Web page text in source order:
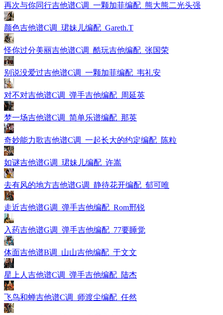
再次与你同行吉他谱C调_一颗加菲编配_熊大熊二光头强
颜色吉他谱C调_珺妹儿编配_Gareth.T
怪你过分美丽吉他谱C调_酷玩吉他编配_张国荣
别说没爱过吉他谱C调_一颗加菲编配_韦礼安
对不对吉他谱C调_弹手吉他编配_周延英
梦一场吉他谱C调_简单乐谱编配_那英
奇妙能力歌吉他谱C调_一起长大的约定编配_陈粒
如谜吉他谱G调_珺妹儿编配_许嵩
去有风的地方吉他谱G调_静待花开编配_郁可唯
走近吉他谱G调_弹手吉他编配_Rom邢锐
入药吉他谱G调_弹手吉他编配_77要睡觉
体面吉他谱B调_山山吉他编配_于文文
星上人吉他谱C调_弹手吉他编配_陆杰
飞鸟和蝉吉他谱C调_师渡尘编配_任然